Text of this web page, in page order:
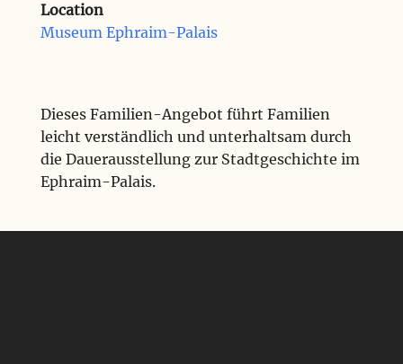
Location
Museum Ephraim-Palais
Dieses Familien-Angebot führt Familien
leicht verständlich und unterhaltsam durch
die Dauerausstellung zur Stadtgeschichte im
Ephraim-Palais.